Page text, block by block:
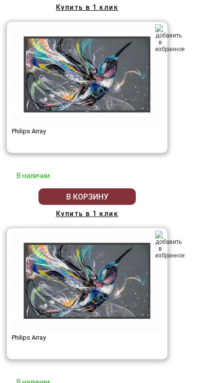
Купить в 1 клик
Philips Array
В наличии
В КОРЗИНУ
Купить в 1 клик
Philips Array